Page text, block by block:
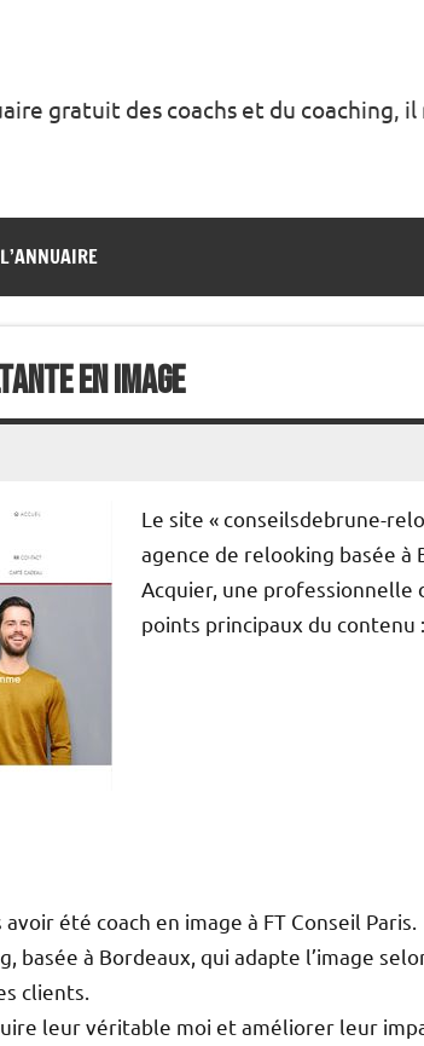
gratuit des coachs et du coaching,
en image
Le site « conseilsdebrune-
agence de relooking basée à
Acquier, une professionnelle
points principaux du contenu :
été coach en image à FT Conseil Paris.
basée à Bordeaux, qui adapte l’image
clients.
leur véritable moi et améliorer leur